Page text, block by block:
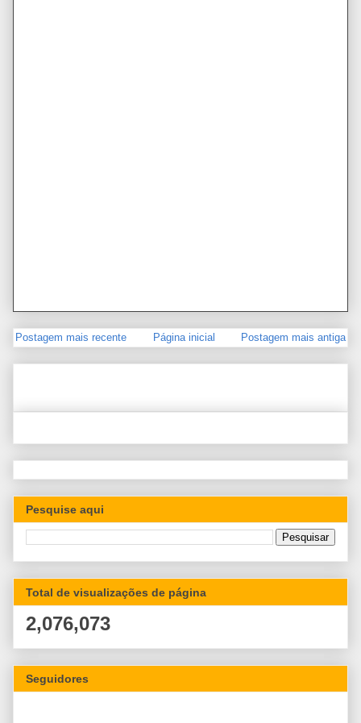
Postagem mais recente Postagem mais antiga
Página inicial
Pesquise aqui
Total de visualizações de página
2,076,073
Seguidores